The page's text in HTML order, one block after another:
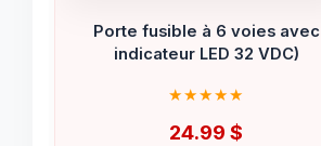
Porte fusible à 6 voies avec
indicateur LED 32 VDC)
24.99 $